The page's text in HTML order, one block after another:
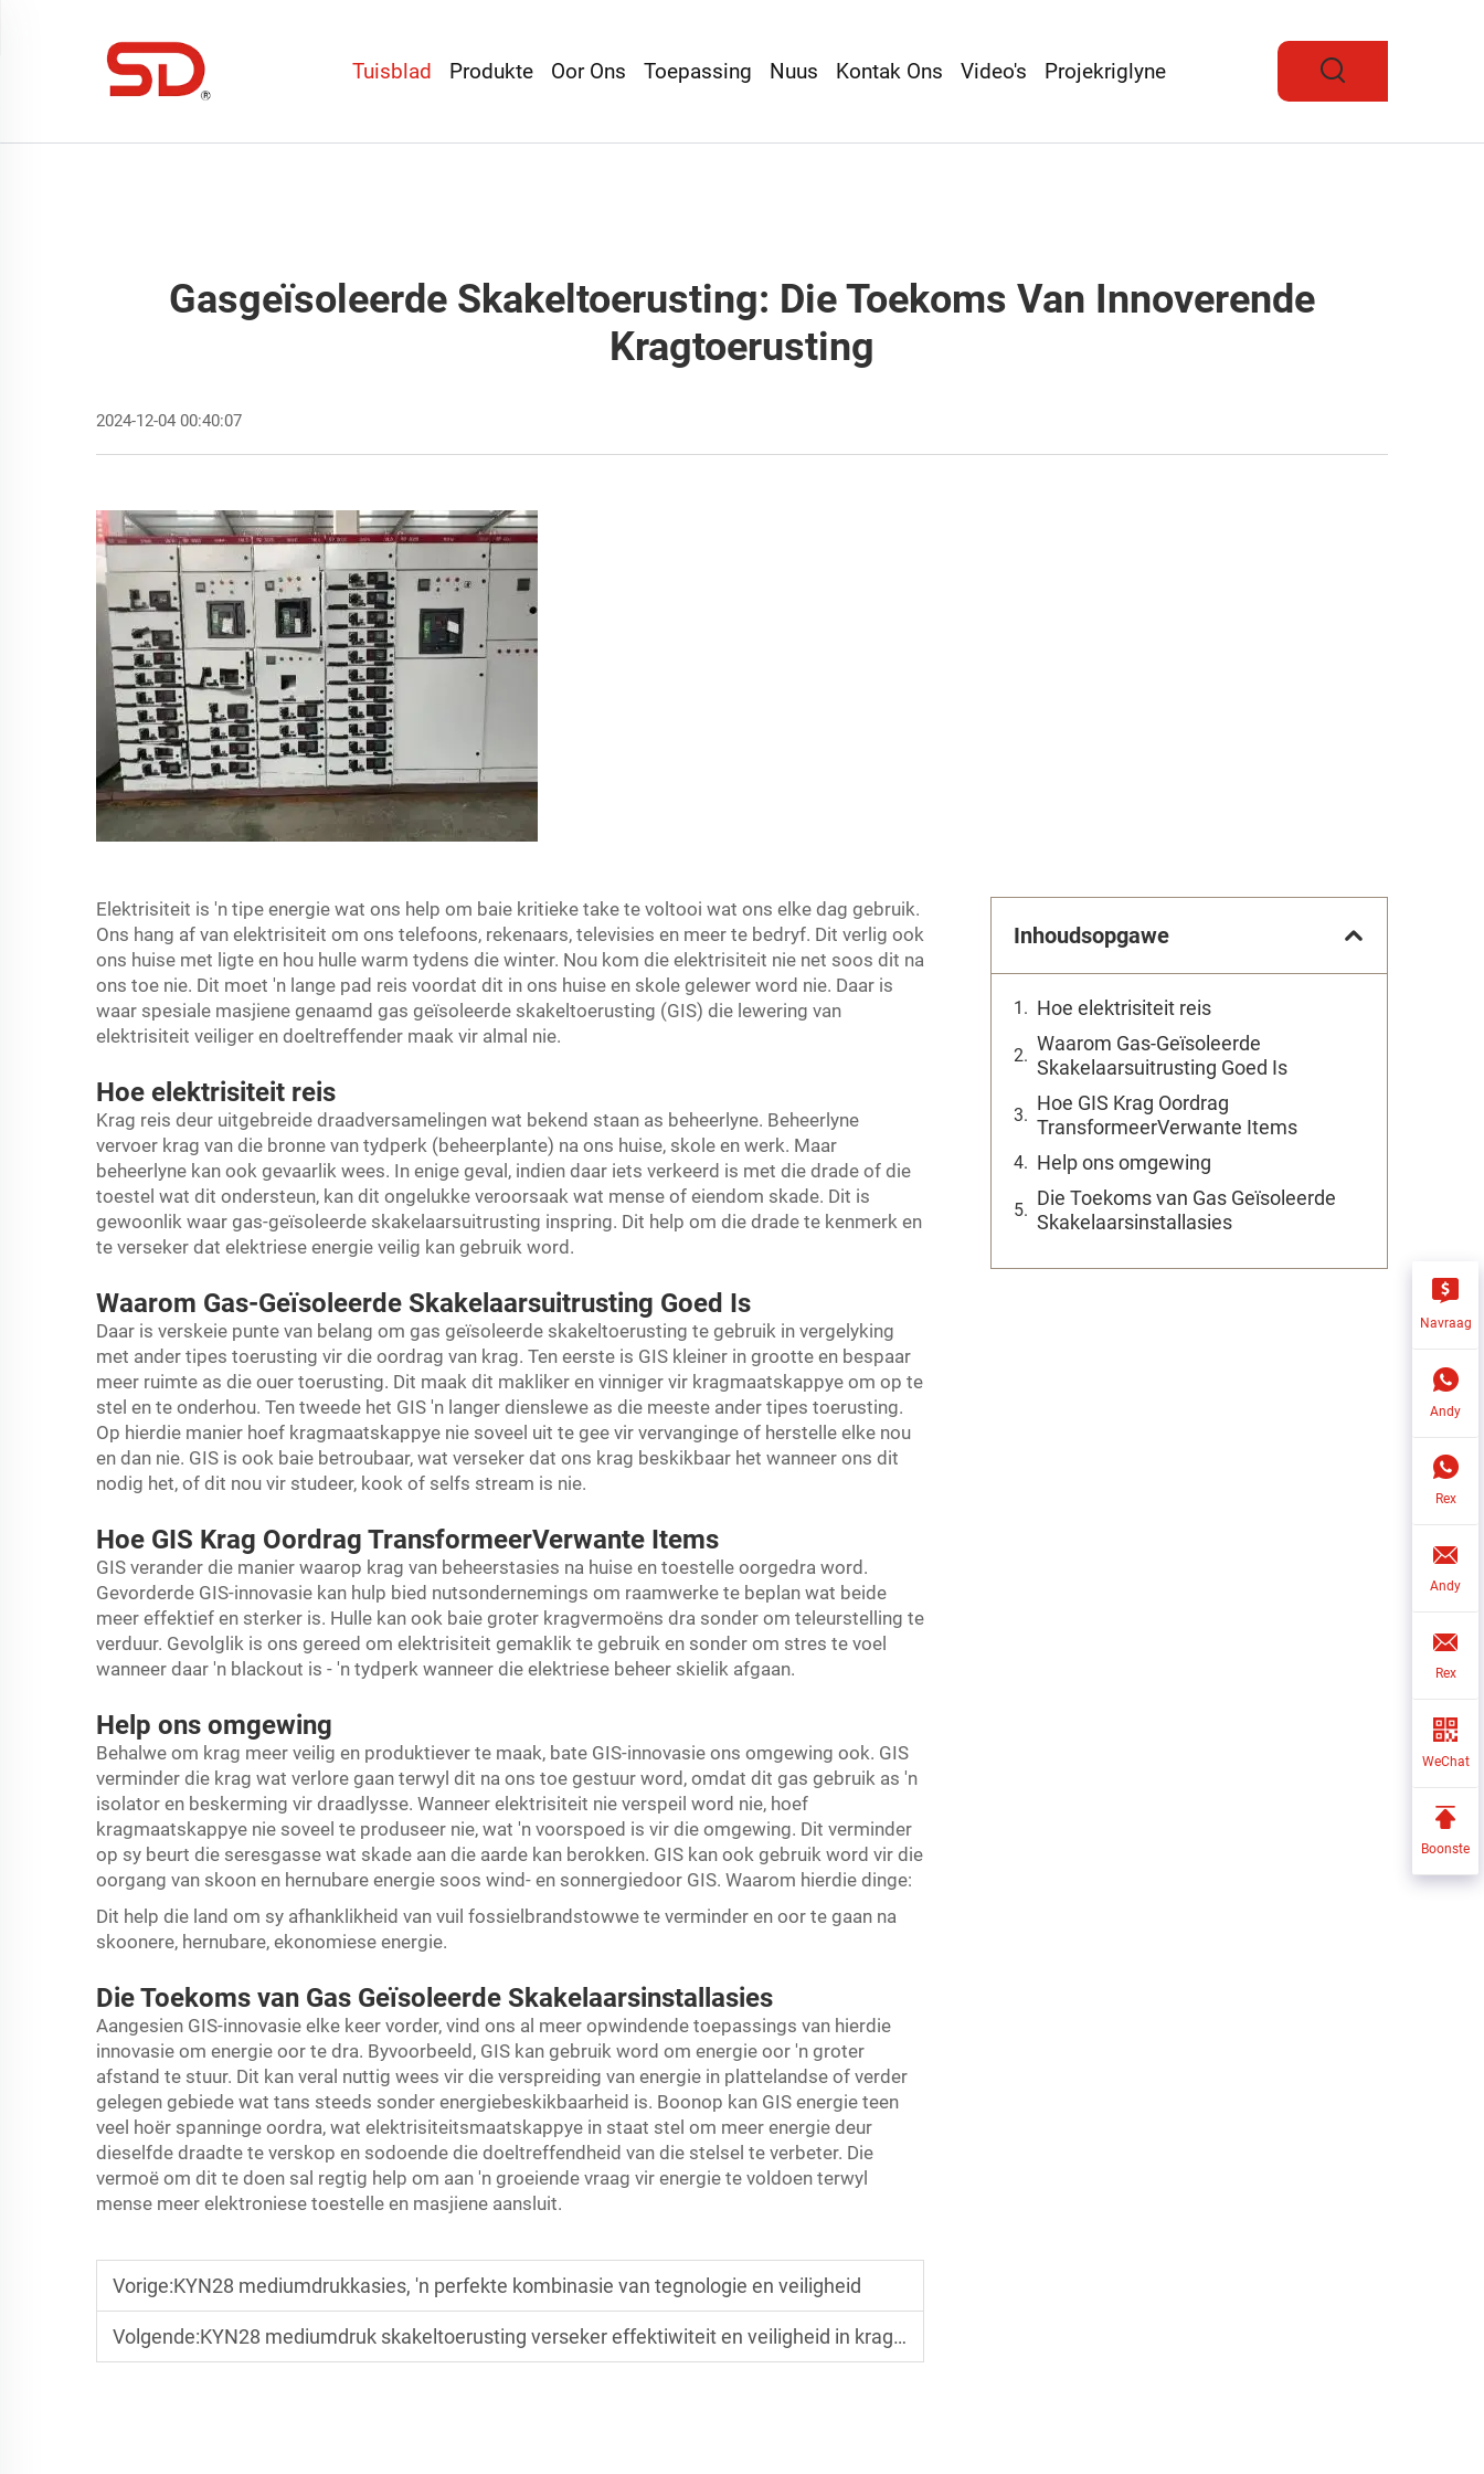
Tuisblad Produkte Oor Ons Toepassing Nuus Kontak Ons Video's Projekriglyne
Gasgeïsoleerde Skakeltoerusting: Die Toekoms Van Innoverende
Kragtoerusting
2024-12-04 00:40:07
Elektrisiteit is 'n tipe energie wat ons help om baie kritieke take te voltooi wat ons elke dag gebruik.
Ons hang af van elektrisiteit om ons telefoons, rekenaars, televisies en meer te bedryf. Dit verlig ook
ons huise met ligte en hou hulle warm tydens die winter. Nou kom die elektrisiteit nie net soos dit na
ons toe nie. Dit moet 'n lange pad reis voordat dit in ons huise en skole gelewer word nie. Daar is
waar spesiale masjiene genaamd gas geïsoleerde skakeltoerusting (GIS) die lewering van
elektrisiteit veiliger en doeltreffender maak vir almal nie.
Hoe elektrisiteit reis
Krag reis deur uitgebreide draadversamelingen wat bekend staan as beheerlyne. Beheerlyne
vervoer krag van die bronne van tydperk (beheerplante) na ons huise, skole en werk. Maar
beheerlyne kan ook gevaarlik wees. In enige geval, indien daar iets verkeerd is met die drade of die
toestel wat dit ondersteun, kan dit ongelukke veroorsaak wat mense of eiendom skade. Dit is
gewoonlik waar gas-geïsoleerde skakelaarsuitrusting inspring. Dit help om die drade te kenmerk en
te verseker dat elektriese energie veilig kan gebruik word.
Waarom Gas-Geïsoleerde Skakelaarsuitrusting Goed Is
Daar is verskeie punte van belang om gas geïsoleerde skakeltoerusting te gebruik in vergelyking
met ander tipes toerusting vir die oordrag van krag. Ten eerste is GIS kleiner in grootte en bespaar
meer ruimte as die ouer toerusting. Dit maak dit makliker en vinniger vir kragmaatskappye om op te
stel en te onderhou. Ten tweede het GIS 'n langer dienslewe as die meeste ander tipes toerusting.
Op hierdie manier hoef kragmaatskappye nie soveel uit te gee vir vervanginge of herstelle elke nou
en dan nie. GIS is ook baie betroubaar, wat verseker dat ons krag beskikbaar het wanneer ons dit
nodig het, of dit nou vir studeer, kook of selfs stream is nie.
Hoe GIS Krag Oordrag TransformeerVerwante Items
GIS verander die manier waarop krag van beheerstasies na huise en toestelle oorgedra word.
Gevorderde GIS-innovasie kan hulp bied nutsondernemings om raamwerke te beplan wat beide
meer effektief en sterker is. Hulle kan ook baie groter kragvermoëns dra sonder om teleurstelling te
verduur. Gevolglik is ons gereed om elektrisiteit gemaklik te gebruik en sonder om stres te voel
wanneer daar 'n blackout is - 'n tydperk wanneer die elektriese beheer skielik afgaan.
Help ons omgewing
Behalwe om krag meer veilig en produktiever te maak, bate GIS-innovasie ons omgewing ook. GIS
verminder die krag wat verlore gaan terwyl dit na ons toe gestuur word, omdat dit gas gebruik as 'n
isolator en beskerming vir draadlysse. Wanneer elektrisiteit nie verspeil word nie, hoef
kragmaatskappye nie soveel te produseer nie, wat 'n voorspoed is vir die omgewing. Dit verminder
op sy beurt die seresgasse wat skade aan die aarde kan berokken. GIS kan ook gebruik word vir die
oorgang van skoon en hernubare energie soos wind- en sonnergiedoor GIS. Waarom hierdie dinge:
Dit help die land om sy afhanklikheid van vuil fossielbrandstowwe te verminder en oor te gaan na
skoonere, hernubare, ekonomiese energie.
Die Toekoms van Gas Geïsoleerde Skakelaarsinstallasies
Aangesien GIS-innovasie elke keer vorder, vind ons al meer opwindende toepassings van hierdie
innovasie om energie oor te dra. Byvoorbeeld, GIS kan gebruik word om energie oor 'n groter
afstand te stuur. Dit kan veral nuttig wees vir die verspreiding van energie in plattelandse of verder
gelegen gebiede wat tans steeds sonder energiebeskikbaarheid is. Boonop kan GIS energie teen
veel hoër spanninge oordra, wat elektrisiteitsmaatskappye in staat stel om meer energie deur
dieselfde draadte te verskop en sodoende die doeltreffendheid van die stelsel te verbeter. Die
vermoë om dit te doen sal regtig help om aan 'n groeiende vraag vir energie te voldoen terwyl
mense meer elektroniese toestelle en masjiene aansluit.
Vorige:KYN28 mediumdrukkasies, 'n perfekte kombinasie van tegnologie en veiligheid
Volgende:KYN28 mediumdruk skakeltoerusting verseker effektiwiteit en veiligheid in kragstelsels
Inhoudsopgawe
Hoe elektrisiteit reis
Waarom Gas-Geïsoleerde
Skakelaarsuitrusting Goed Is
Hoe GIS Krag Oordrag
TransformeerVerwante Items
Help ons omgewing
Die Toekoms van Gas Geïsoleerde
Skakelaarsinstallasies
Navraag
Andy
Rex
Andy
Rex
WeChat
Boonste